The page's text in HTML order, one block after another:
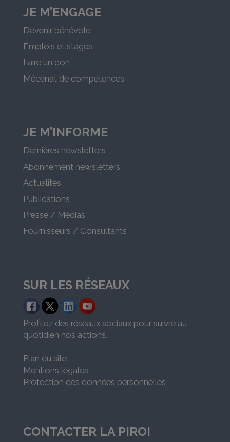
JE M’ENGAGE
Devenir bénévole
Emplois et stages
Faire un don
Mécénat de compétences
JE M’INFORME
Dernières newsletters
Abonnement newsletters
Actualités
Publications
Presse / Médias
Fournisseurs / Consultants
SUR LES RÉSEAUX
Profitez des réseaux sociaux pour suivre au
quotidien nos actions.
Plan du site
Mentions légales
Protection des données personnelles
CONTACTER LA PIROI